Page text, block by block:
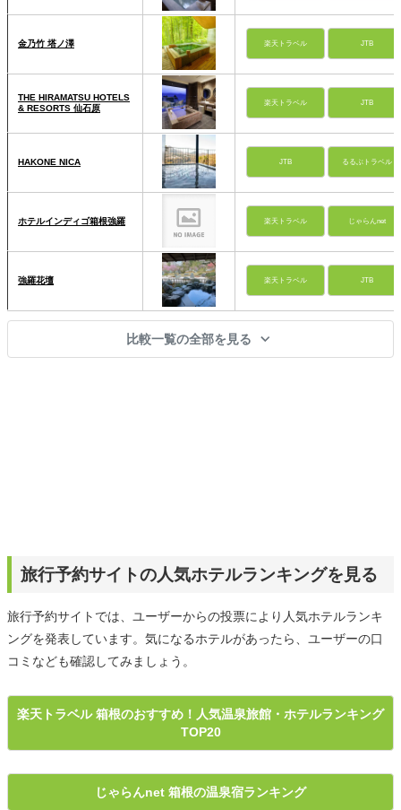
金乃竹 塔ノ澤 楽天トラベル JTB
THE HIRAMATSU HOTELS
& RESORTS 仙石原
楽天トラベル JTB
HAKONE NICA JTB るるぶトラベル
ホテルインディゴ箱根強羅 楽天トラベル じゃらんnet
強羅花壇 楽天トラベル JTB
比較一覧の全部を見る
旅行予約サイトの人気ホテルランキングを見る
旅行予約サイトでは、ユーザーからの投票により人気ホテルランキ
ングを発表しています。気になるホテルがあったら、ユーザーの口
コミなども確認してみましょう。
楽天トラベル 箱根のおすすめ！人気温泉旅館・ホテルランキング
TOP20
じゃらんnet 箱根の温泉宿ランキング